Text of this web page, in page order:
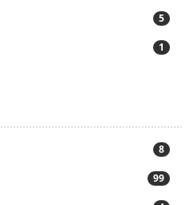
5
1
8
99